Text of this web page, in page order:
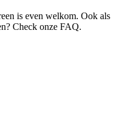
is even welkom. Ook als
Check onze FAQ.